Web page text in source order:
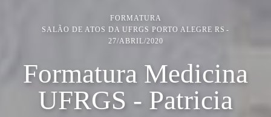
FORMATURA
SALÃO DE ATOS DA UFRGS PORTO ALEGRE RS
27/ABRIL/2020
Formatura Medicina
UFRGS - Patricia